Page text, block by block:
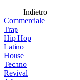
Indietro
Commerciale
Trap
Hip Hop
Latino
House
Techno
Revival